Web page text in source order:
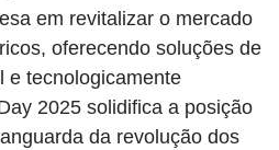
em revitalizar o mercado
oferecendo soluções de
e tecnologicamente
2025 solidifica a posição
da revolução dos